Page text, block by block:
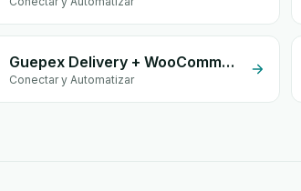
Guepex Delivery + WooCommerce
Conectar y Automatizar